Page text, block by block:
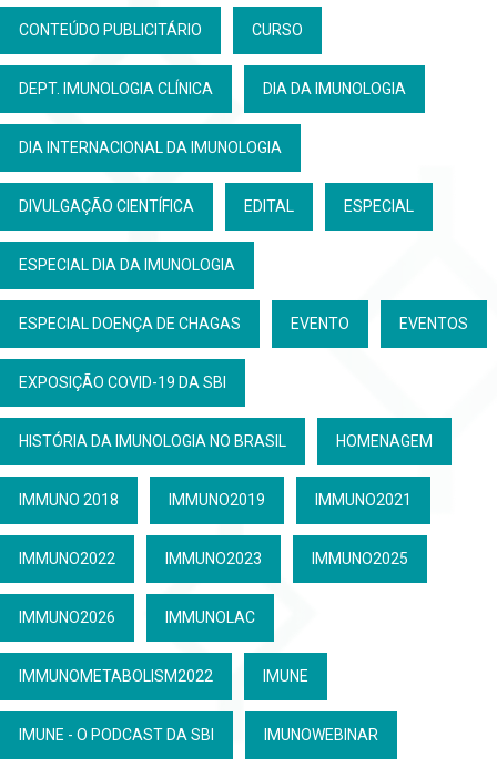
CONTEÚDO PUBLICITÁRIO CURSO
DEPT. IMUNOLOGIA CLÍNICA DIA DA IMUNOLOGIA
DIA INTERNACIONAL DA IMUNOLOGIA
DIVULGAÇÃO CIENTÍFICA EDITAL ESPECIAL
ESPECIAL DIA DA IMUNOLOGIA
ESPECIAL DOENÇA DE CHAGAS EVENTO EVENTOS
EXPOSIÇÃO COVID-19 DA SBI
HISTÓRIA DA IMUNOLOGIA NO BRASIL HOMENAGEM
IMMUNO 2018 IMMUNO2019 IMMUNO2021
IMMUNO2022 IMMUNO2023 IMMUNO2025
IMMUNO2026 IMMUNOLAC
IMMUNOMETABOLISM2022 IMUNE
IMUNE - O PODCAST DA SBI IMUNOWEBINAR